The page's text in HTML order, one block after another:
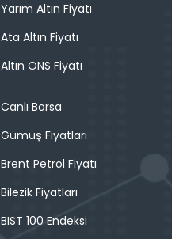
Yarım Altın Fiyatı
Ata Altın Fiyatı
Altın ONS Fiyatı
Canlı Borsa
Gümüş Fiyatları
Brent Petrol Fiyatı
Bilezik Fiyatları
BIST 100 Endeksi